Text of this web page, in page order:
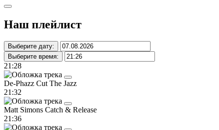
Наш плейлист
Выберите дату:
Выберите время:
21:28
De-Phazz Cut The Jazz
21:32
Matt Simons Catch & Release
21:36